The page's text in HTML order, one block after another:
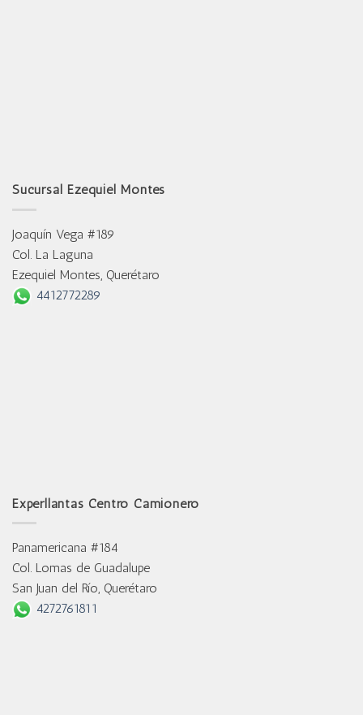
Sucursal Ezequiel Montes
Joaquín Vega #189
Col. La Laguna
Ezequiel Montes, Querétaro
4412772289
Experllantas Centro Camionero
Panamericana #184
Col. Lomas de Guadalupe
San Juan del Río, Querétaro
4272761811